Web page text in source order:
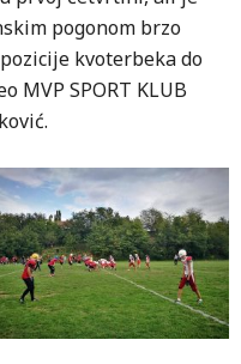
pogonom brzo
kvoterbeka do
MVP SPORT KLUB